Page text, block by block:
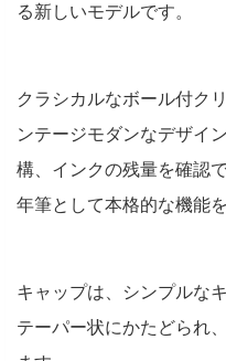
る新しいモデルです。
クラシカルなボール付ク
ンテージモダンなデザイ
構、インクの残量を確認
年筆として本格的な機能
キャップは、シンプルな
テーパー状にかたどられ